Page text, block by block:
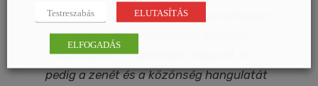
a narrátor – akár egy sportközvetítésen
– percről percre közvetíti az előadás
mozzanatait, a szabadon hagyott fül
pedig a zenét és a közönség hangulatát
Testreszabás ELUTASÍTÁS
ELFOGADÁS